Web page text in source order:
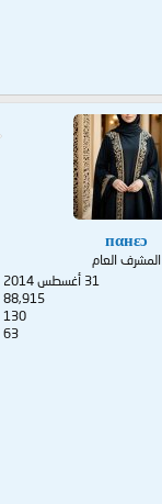
пαнεɔ
المشرف العام
31 أغسطس 2014
88,915
130
63